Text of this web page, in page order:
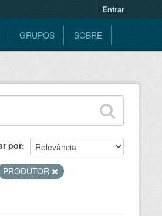
Entrar
GRUPOS SOBRE
por
PRODUTOR